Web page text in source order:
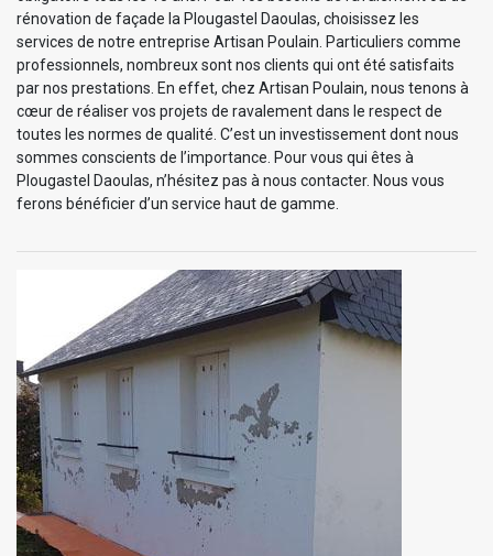
rénovation de façade la Plougastel Daoulas, choisissez les
services de notre entreprise Artisan Poulain. Particuliers comme
professionnels, nombreux sont nos clients qui ont été satisfaits
par nos prestations. En effet, chez Artisan Poulain, nous tenons à
cœur de réaliser vos projets de ravalement dans le respect de
toutes les normes de qualité. C’est un investissement dont nous
sommes conscients de l’importance. Pour vous qui êtes à
Plougastel Daoulas, n’hésitez pas à nous contacter. Nous vous
ferons bénéficier d’un service haut de gamme.